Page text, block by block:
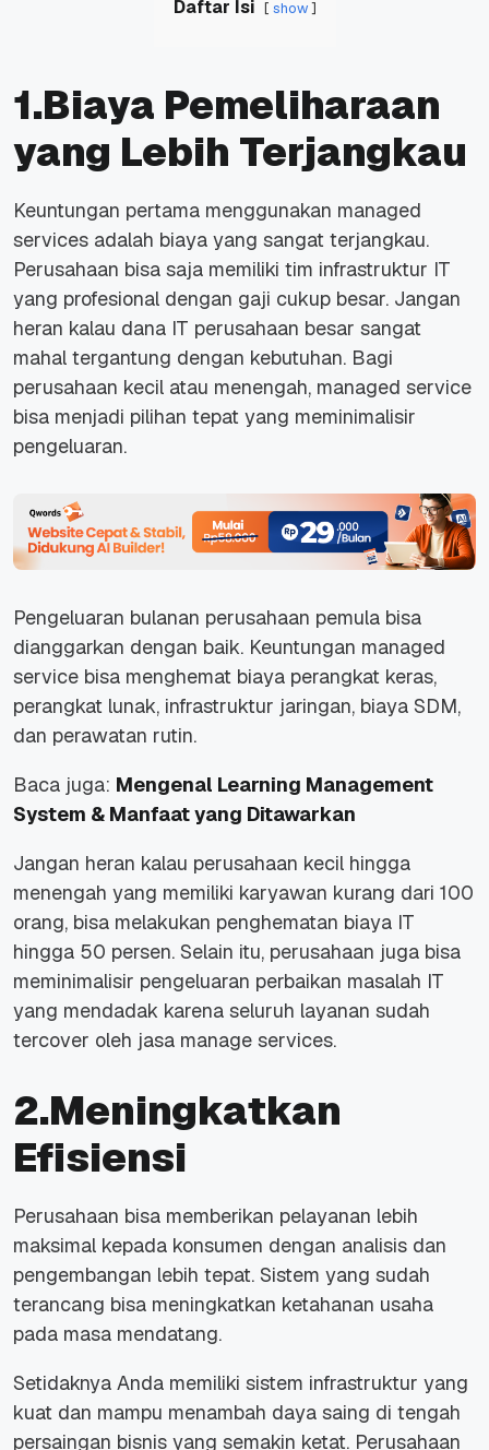
Daftar Isi show
1.Biaya Pemeliharaan
yang Lebih Terjangkau
Keuntungan pertama menggunakan managed
services adalah biaya yang sangat terjangkau.
Perusahaan bisa saja memiliki tim infrastruktur IT
yang profesional dengan gaji cukup besar. Jangan
heran kalau dana IT perusahaan besar sangat
mahal tergantung dengan kebutuhan. Bagi
perusahaan kecil atau menengah, managed service
bisa menjadi pilihan tepat yang meminimalisir
pengeluaran.
Pengeluaran bulanan perusahaan pemula bisa
dianggarkan dengan baik. Keuntungan managed
service bisa menghemat biaya perangkat keras,
perangkat lunak, infrastruktur jaringan, biaya SDM,
dan perawatan rutin.
Baca juga: Mengenal Learning Management
System & Manfaat yang Ditawarkan
Jangan heran kalau perusahaan kecil hingga
menengah yang memiliki karyawan kurang dari 100
orang, bisa melakukan penghematan biaya IT
hingga 50 persen. Selain itu, perusahaan juga bisa
meminimalisir pengeluaran perbaikan masalah IT
yang mendadak karena seluruh layanan sudah
tercover oleh jasa manage services.
2.Meningkatkan
Efisiensi
Perusahaan bisa memberikan pelayanan lebih
maksimal kepada konsumen dengan analisis dan
pengembangan lebih tepat. Sistem yang sudah
terancang bisa meningkatkan ketahanan usaha
pada masa mendatang.
Setidaknya Anda memiliki sistem infrastruktur yang
kuat dan mampu menambah daya saing di tengah
persaingan bisnis yang semakin ketat. Perusahaan